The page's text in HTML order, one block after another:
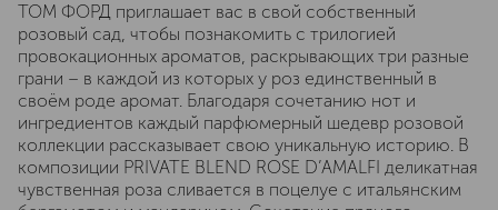
ТОМ ФОРД приглашает вас в свой собственный
розовый сад, чтобы познакомить с трилогией
провокационных ароматов, раскрывающих три разные
грани – в каждой из которых у роз единственный в
своём роде аромат. Благодаря сочетанию нот и
ингредиентов каждый парфюмерный шедевр розовой
коллекции рассказывает свою уникальную историю. В
композиции PRIVATE BLEND ROSE D’AMALFI деликатная
чувственная роза сливается в поцелуе с итальянским